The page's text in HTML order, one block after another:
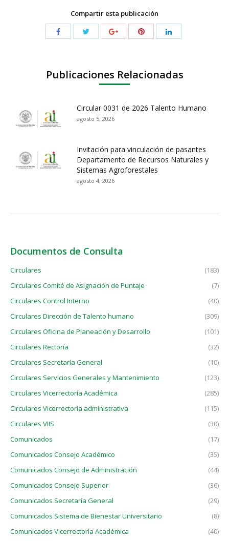
Compartir esta publicación
Publicaciones Relacionadas
Circular 0031 de 2026 Talento Humano
agosto 5, 2026
Invitación para vinculación de pasantes
Departamento de Recursos Naturales y
Sistemas Agroforestales
agosto 4, 2026
Documentos de Consulta
Circulares
(183)
Circulares Comité de Asignación de Puntaje
(7)
Circulares Control Interno
(40)
Circulares Dirección de Talento humano
(309)
Circulares Oficina de Planeación y Desarrollo
(101)
Circulares Rectoría
(32)
Circulares Secretaría General
(10)
Circulares Servicios Generales y Mantenimiento
(123)
Circulares Vicerrectoría Académica
(285)
Circulares Vicerrectoría administrativa
(115)
Circulares VIIS
(30)
Comunicados
(17)
Comunicados Consejo Académico
(35)
Comunicados Consejo de Administración
(44)
Comunicados Consejo Superior
(36)
Comunicados Secretaría General
(29)
Comunicados Sistema de Bienestar Universitario
(8)
Comunicados Vicerrectoría Académica
(40)